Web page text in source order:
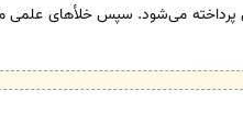
می‌شود. سپس خلأهای علمی